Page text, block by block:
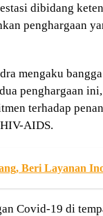
dibidang
penghargaan
mengaku
penghargaan
terhadap
AIDS.
Beri Layanan
Covid-19 di